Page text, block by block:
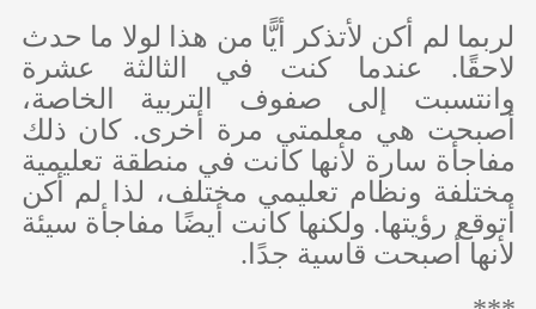
لربما لم أكن لأتذكر أيًّا من هذا لولا ما حدث
لاحقًا. عندما كنت في الثالثة عشرة
وانتسبت إلى صفوف التربية الخاصة،
أصبحت هي معلمتي مرة أخرى. كان ذلك
مفاجأة سارة لأنها كانت في منطقة تعليمية
مختلفة ونظام تعليمي مختلف، لذا لم أكن
أتوقع رؤيتها. ولكنها كانت أيضًا مفاجأة سيئة
لأنها أصبحت قاسية جدًا.